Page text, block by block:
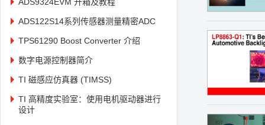
ADS122S14系列传感器测量精密ADC
TPS61290 Boost Converter 介绍
数字电源控制器简介
TI 磁感应仿真器 (TIMSS)
TI 高精度实验室：使用电机驱动器进行
设计